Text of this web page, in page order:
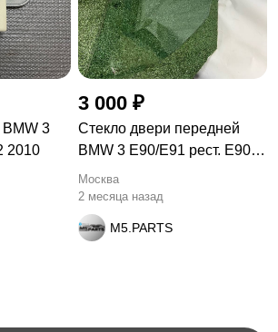
3
2010
3 000 ₽
Стекло двери передней
BMW 3 E90/E91 рест. E90
2011
Москва
2 месяца назад
M5.PARTS